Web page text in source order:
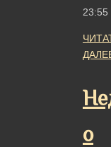
23:55
о